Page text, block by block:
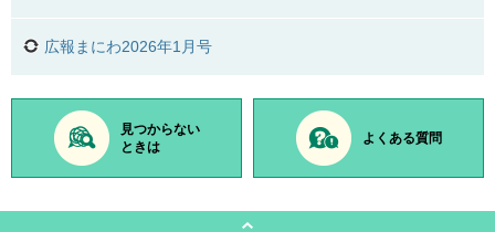
広報まにわ2026年1月号
見つからない
ときは
よくある質問